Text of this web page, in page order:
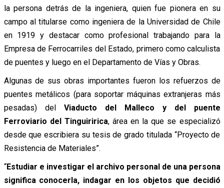
la persona detrás de la ingeniera, quien fue pionera en su
campo al titularse como ingeniera de la Universidad de Chile
en 1919 y destacar como profesional trabajando para la
Empresa de Ferrocarriles del Estado, primero como calculista
de puentes y luego en el Departamento de Vías y Obras.
Algunas de sus obras importantes fueron los refuerzos de
puentes metálicos (para soportar máquinas extranjeras más
pesadas) delViaducto del Malleco y del puente
Ferroviario del Tinguiririca, área en la que se especializó
desde que escribiera su tesis de grado titulada “Proyecto de
Resistencia de Materiales”.
“Estudiar e investigar el archivo personal de una persona
significa conocerla, indagar en los objetos que decidió